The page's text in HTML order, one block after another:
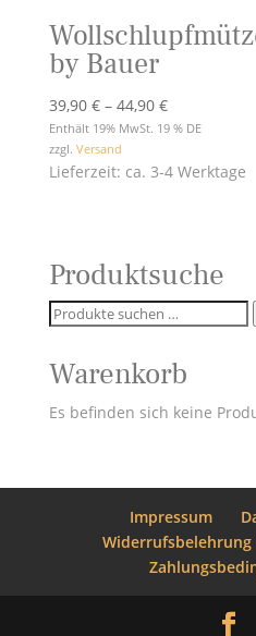
by Bauer
39,90 € – 44,90 €Preisspanne:
39,90 €
44,90 €
Enthält 19% MwSt. 19 % DE
zzgl. Versand
Lieferzeit: ca. 3-4 Werktage
Produktsuche
Suchen
Warenkorb
Es befinden sich keine
Impressum